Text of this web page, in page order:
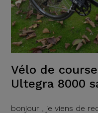
Vélo de
Ultegra 8000
bonjour , je viens de